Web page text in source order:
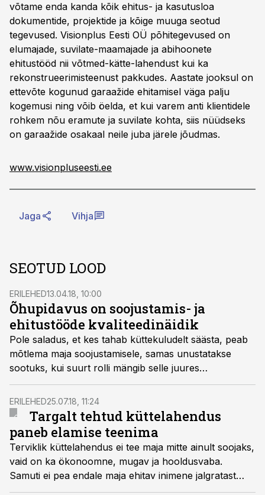
võtame enda kanda kõik ehitus- ja kasutusloa
dokumentide, projektide ja kõige muuga seotud
tegevused. Visionplus Eesti OÜ põhitegevused on
elumajade, suvilate-maamajade ja abihoonete
ehitustööd nii võtmed-kätte-lahendust kui ka
rekonstrueerimisteenust pakkudes. Aastate jooksul on
ettevõte kogunud garaažide ehitamisel väga palju
kogemusi ning võib öelda, et kui varem anti klientidele
rohkem nõu eramute ja suvilate kohta, siis nüüdseks
on garaažide osakaal neile juba järele jõudmas.
www.visionpluseesti.ee
Jaga Vihja
SEOTUD LOOD
ERILEHED13.04.18, 10:00
Õhupidavus on soojustamis- ja
ehitustööde kvaliteedinäidik
Pole saladus, et kes tahab küttekuludelt säästa, peab
mõtlema maja soojustamisele, samas unustatakse
sootuks, kui suurt rolli mängib selle juures
õhupidavus, räägib Tervemaja OÜ juht Peeter
Lossmann.
ERILEHED25.07.18, 11:24
Targalt tehtud küttelahendus
paneb elamise teenima
Terviklik küttelahendus ei tee maja mitte ainult soojaks,
vaid on ka ökonoomne, mugav ja hooldusvaba.
Samuti ei pea endale maja ehitav inimene jalgratast
leiutama – rätsepatööna valminud terviklahenduse, mis